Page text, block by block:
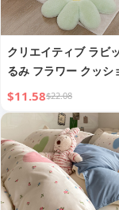
クリエイティブ ラビ
るみ フラワー クッシ
ウィンドウ クッション
ソファ クッション ホ
ー シートクッション
シッピング
$11.58$22.08